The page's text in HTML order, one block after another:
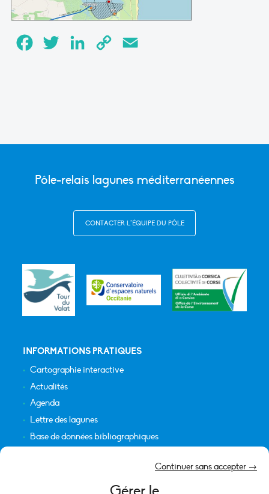
Continuer sans accepter →
FacebookTwitter LinkedInCopy
Pôle-relais lagunes méditerranéennes
CONTACTER L’ÉQUIPE DU PÔLE
INFORMATIONS PRATIQUES
Cartographie interactive
Actualités
Agenda
Lettre des lagunes
Base de données bibliographiques